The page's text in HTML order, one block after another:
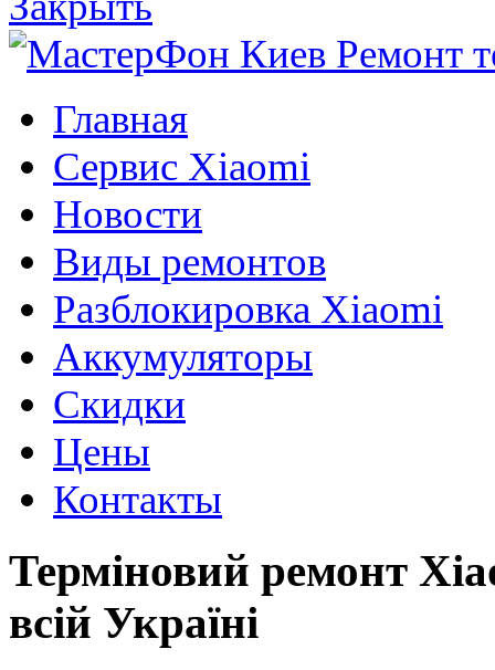
Главная
Сервис Xiaomi
Новости
Виды ремонтов
Разблокировка Xiaomi
Аккумуляторы
Скидки
Цены
Контакты
Терміновий ремонт
всій Україні